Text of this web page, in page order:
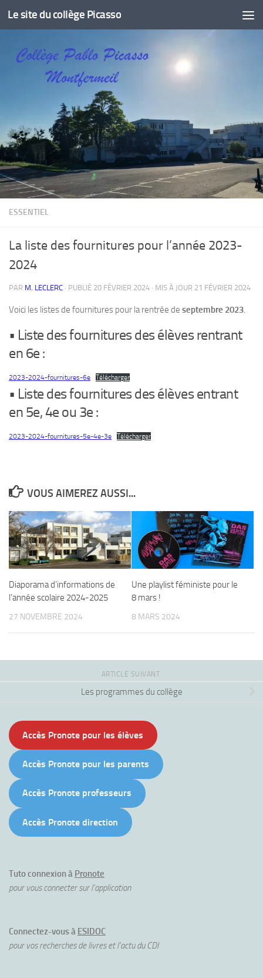
Skip to content
Le site du collège Picasso
ESSENTIEL
La liste des fournitures pour l’année 2023-
2024
PAR M. LECLERC · PUBLIÉ 20 FÉVRIER 2024 · MIS À JOUR 21 FÉVRIER 2024
Voici les listes de fournitures pour la rentrée de septembre 2023.
• Liste des fournitures des élèves rentrant
en 6e :
2023-2024-fournitures-6e Télécharger
• Liste des fournitures des élèves entrant
en 5e, 4e ou 3e :
2023-2024-fournitures-5e-4e-3e Télécharger
VOUS AIMEREZ AUSSI...
Diaporama d’informations de
l’année scolaire 2024-2025
27 NOVEMBRE 2024
Une playlist féministe pour le
8 mars !
8 MARS 2024
ARTICLE SUIVANT
Les programmes du collège
Accès Pronote pour les élèves
Accès Pronote pour les parents
Accès Pronote professeurs
Accès Pronote direction
Tuto connexion à Pronote
pour vous connecter sur l'application
Connectez-vous à ESIDOC
pour vos recherches de livres et l'actu du CDI